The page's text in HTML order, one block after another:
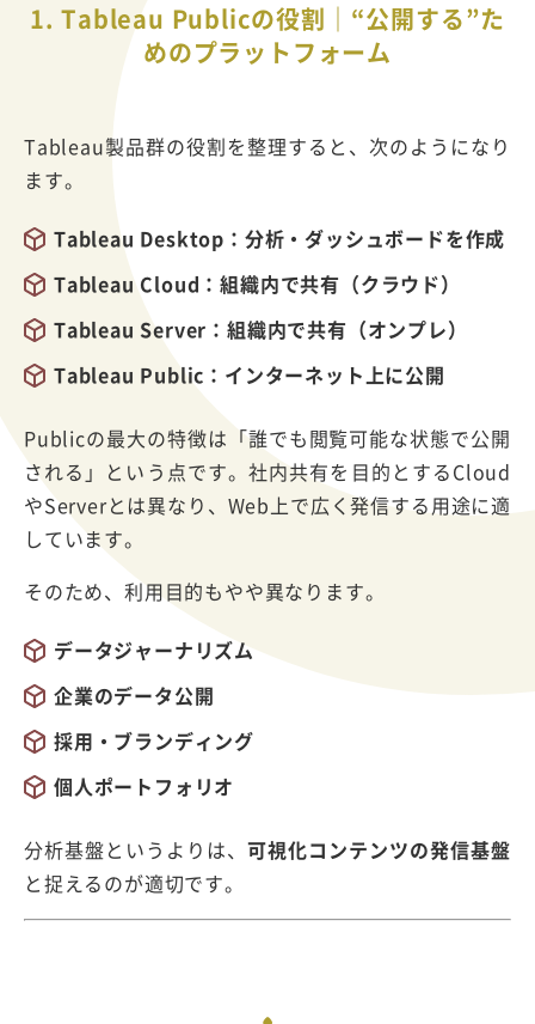
1. Tableau Publicの役割｜“公開する”た
めのプラットフォーム
Tableau製品群の役割を整理すると、次のようになり
ます。
Tableau Desktop：分析・ダッシュボードを作成
Tableau Cloud：組織内で共有（クラウド）
Tableau Server：組織内で共有（オンプレ）
Tableau Public：インターネット上に公開
Publicの最大の特徴は「誰でも閲覧可能な状態で公開
される」という点です。社内共有を目的とするCloud
やServerとは異なり、Web上で広く発信する用途に適
しています。
そのため、利用目的もやや異なります。
データジャーナリズム
企業のデータ公開
採用・ブランディング
個人ポートフォリオ
分析基盤というよりは、可視化コンテンツの発信基盤
と捉えるのが適切です。